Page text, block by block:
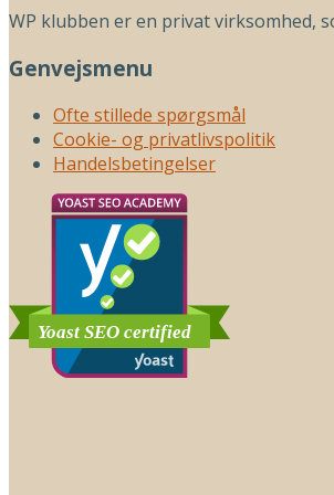
WP klubben er en privat virksomhed,
Genvejsmenu
Ofte stillede spørgsmål
Cookie- og privatlivspolitik
Handelsbetingelser